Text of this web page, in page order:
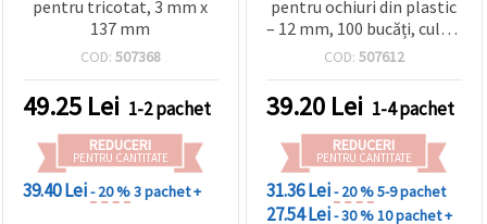
pentru tricotat, 3 mm x
137 mm
COD: 507368
49.25 Lei 1-2 pachet
REDUCERI
PENTRU CANTITATE
39.40 Lei- 20 %3 pachet +
pentru ochiuri din plastic
– 12 mm, 100 bucăți, culori
mixte, pentru proiecte de
COD: 507612
39.20 Lei 1-4 pachet
REDUCERI
PENTRU CANTITATE
31.36 Lei- 20 %5-9 pachet
27.54 Lei- 30 %10 pachet +